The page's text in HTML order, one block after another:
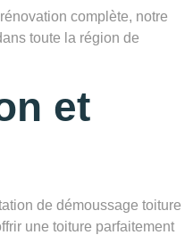
complète, notre
toute la région de
et
de démoussage toiture
une toiture parfaitement